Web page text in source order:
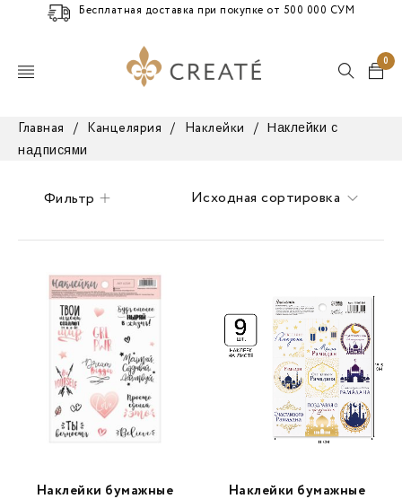
Бесплатная доставка при покупке от 500 000 СУМ
0
Главная / Канцелярия / Наклейки /
Наклейки с
надписями
Фильтр Исходная сортировка
Наклейки бумажные
Наклейки бумажные